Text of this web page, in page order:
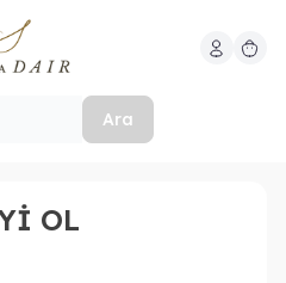
Ara
Hesabım
OL